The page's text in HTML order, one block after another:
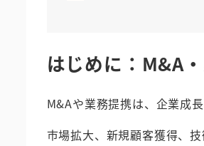
はじめに：M&A
M&Aや業務提携は、企業成
市場拡大、新規顧客獲得、